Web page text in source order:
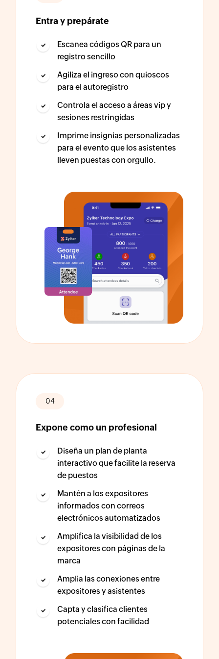
Entra y prepárate
Escanea códigos QR para un
registro sencillo
Agiliza el ingreso con quioscos
para el autoregistro
Controla el acceso a áreas vip y
sesiones restringidas
Imprime insignias personalizadas
para el evento que los asistentes
lleven puestas con orgullo.
04
Expone como un profesional
Diseña un plan de planta
interactivo que facilite la reserva
de puestos
Mantén a los expositores
informados con correos
electrónicos automatizados
Amplifica la visibilidad de los
expositores con páginas de la
marca
Amplia las conexiones entre
expositores y asistentes
Capta y clasifica clientes
potenciales con facilidad